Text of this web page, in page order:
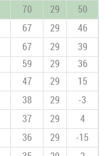
70 29
50
67 29
46
67 29
39
59 29
36
47 29
15
38 29
-3
37 29
4
36 29
-15